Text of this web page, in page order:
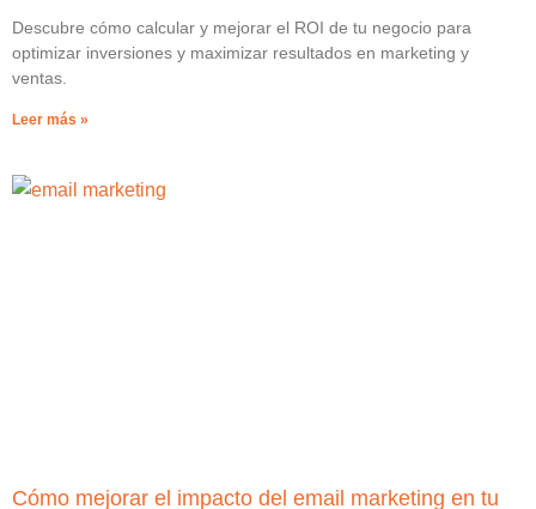
Descubre cómo calcular y mejorar el ROI de tu negocio para
optimizar inversiones y maximizar resultados en marketing y
ventas.
Leer más »
Cómo mejorar el impacto del email marketing en tu